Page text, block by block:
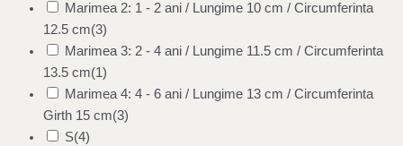
Marimea 2: 1 - 2 ani / Lungime 10 cm / Circumferinta
12.5 cm(3)
Marimea 3: 2 - 4 ani / Lungime 11.5 cm / Circumferinta
13.5 cm(1)
Marimea 4: 4 - 6 ani / Lungime 13 cm / Circumferinta
Girth 15 cm(3)
S(4)